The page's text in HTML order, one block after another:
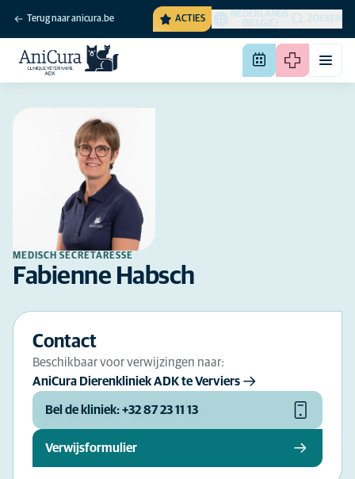
Terug naar anicura.be ACTIES
NEDERLANDS
(BELGIË)
ZOEKEN
MEDISCH SECRETARESSE
Fabienne Habsch
Contact
Beschikbaar voor verwijzingen naar:
AniCura Dierenkliniek ADK te Verviers
Bel de kliniek: +32 87 23 11 13
Verwijsformulier